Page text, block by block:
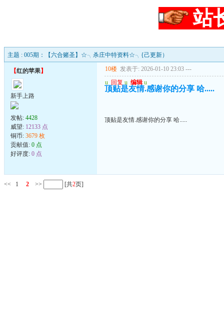
站
主题 : 005期：【六合赌圣】☆╮杀庄中特资料☆╮{己更新）
【红的苹果】
新手上路
发帖: 4428
威望: 12133 点
铜币: 3679 枚
贡献值: 0 点
好评度: 0 点
10楼 发表于: 2026-01-10 23:03 ---
u 回复 u 编辑 u
顶贴是友情.感谢你的分享 哈.....
顶贴是友情.感谢你的分享 哈.....
<< 1 2 >> [共2页]